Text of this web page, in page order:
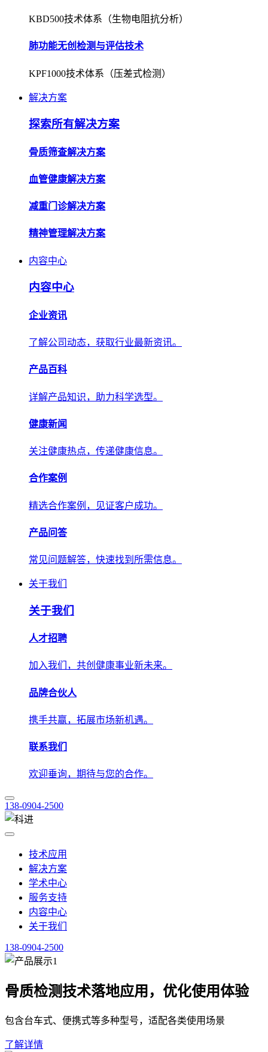
KBD500技术体系（生物电阻抗分析）
肺功能无创检测与评估技术
KPF1000技术体系（压差式检测）
解决方案
探索所有解决方案
骨质筛查解决方案
血管健康解决方案
减重门诊解决方案
精神管理解决方案
内容中心
内容中心
企业资讯
了解公司动态，获取行业最新资讯。
产品百科
详解产品知识，助力科学选型。
健康新闻
关注健康热点，传递健康信息。
合作案例
精选合作案例，见证客户成功。
产品问答
常见问题解答，快速找到所需信息。
关于我们
关于我们
人才招聘
加入我们，共创健康事业新未来。
品牌合伙人
携手共赢，拓展市场新机遇。
联系我们
欢迎垂询，期待与您的合作。
138-0904-2500
技术应用
解决方案
学术中心
服务支持
内容中心
关于我们
138-0904-2500
骨质检测技术落地应用，优化使用体验
包含台车式、便携式等多种型号，适配各类使用场景
了解详情